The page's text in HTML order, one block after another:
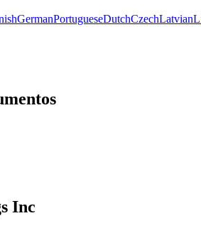
GermanPortugueseDutchCzechLatvian
Inc